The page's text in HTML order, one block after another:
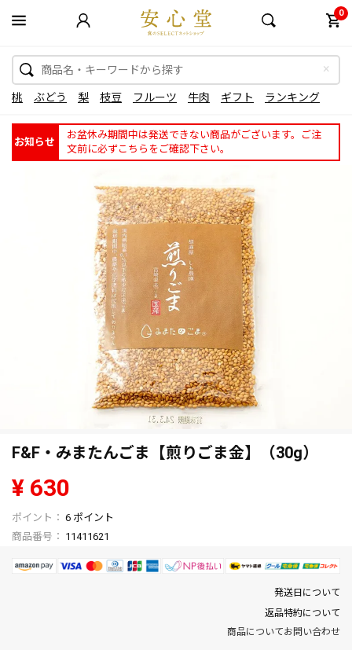
0
桃 ぶどう 梨 枝豆 フルーツ 牛肉 ギフト ランキング
お知らせ
お盆休み期間中は発送できない商品がございます。ご注
文前に必ずこちらをご確認下さい。
F&F・みまたんごま【煎りごま金】（30g）
¥ 630
6 ポイント
商品番号
11411621
発送日について
返品特約について
商品についてお問い合わせ